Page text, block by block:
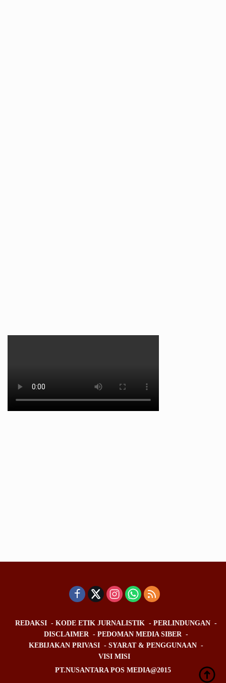
REDAKSI KODE ETIK JURNALISTIK
PERLINDUNGAN
DISCLAIMER
PEDOMAN MEDIA SIBER
KEBIJAKAN PRIVASI
SYARAT & PENGGUNAAN
VISI MISI
PT.NUSANTARA POS MEDIA@2015